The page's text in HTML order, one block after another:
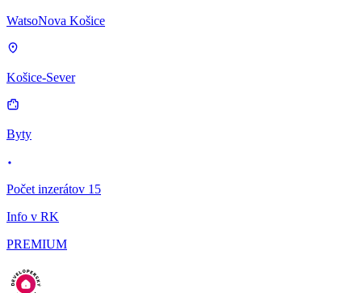
WatsoNova Košice
Košice-Sever
Byty
Počet inzerátov 15
Info v RK
PREMIUM